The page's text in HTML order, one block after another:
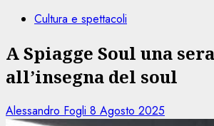
Cultura e spettacoli
A Spiagge Soul una
all’insegna del soul
Alessandro Fogli 8 Agosto 2025